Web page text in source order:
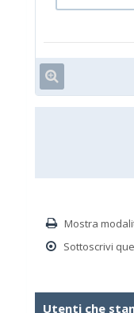
Mostra
Sottoscrivi
Utenti che